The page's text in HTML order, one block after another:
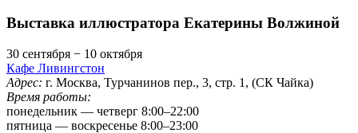
Выставка иллюстратора Екатерины Волжиной
30 сентября − 10 октября
Кафе Ливингстон
Адрес: г. Москва, Турчанинов пер., 3, стр. 1, (СК Чайка)
Время работы:
понедельник — четверг 8:00–22:00
пятница — воскресенье 8:00–23:00